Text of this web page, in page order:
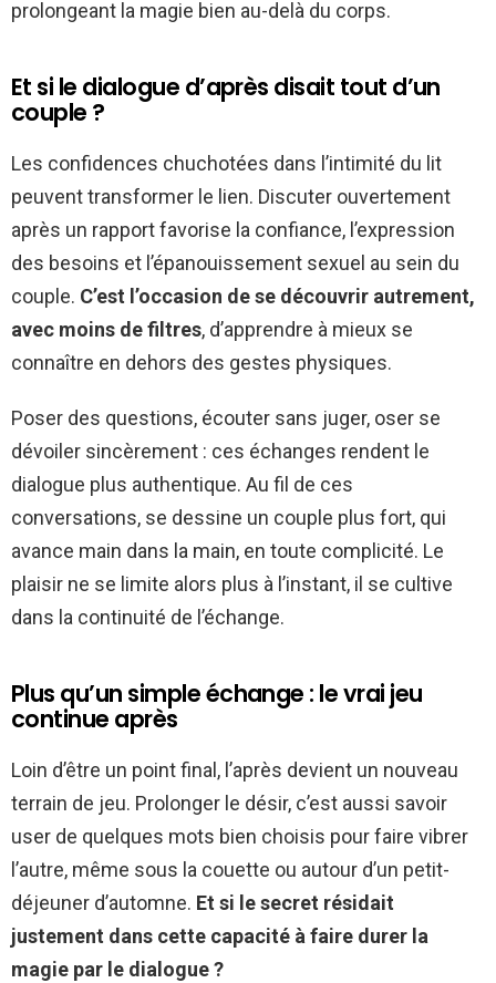
prolongeant la magie bien au-delà du corps.
Et si le dialogue d’après disait tout d’un
couple ?
Les confidences chuchotées dans l’intimité du lit
peuvent transformer le lien. Discuter ouvertement
après un rapport favorise la confiance, l’expression
des besoins et l’épanouissement sexuel au sein du
couple. C’est l’occasion de se découvrir autrement,
avec moins de filtres, d’apprendre à mieux se
connaître en dehors des gestes physiques.
Poser des questions, écouter sans juger, oser se
dévoiler sincèrement : ces échanges rendent le
dialogue plus authentique. Au fil de ces
conversations, se dessine un couple plus fort, qui
avance main dans la main, en toute complicité. Le
plaisir ne se limite alors plus à l’instant, il se cultive
dans la continuité de l’échange.
Plus qu’un simple échange : le vrai jeu
continue après
Loin d’être un point final, l’après devient un nouveau
terrain de jeu. Prolonger le désir, c’est aussi savoir
user de quelques mots bien choisis pour faire vibrer
l’autre, même sous la couette ou autour d’un petit-
déjeuner d’automne. Et si le secret résidait
justement dans cette capacité à faire durer la
magie par le dialogue ?